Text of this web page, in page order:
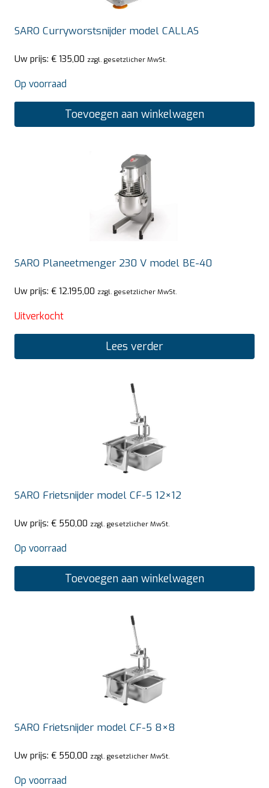
SARO Curryworstsnijder model CALLAS
Uw prijs: € 135,00 zzgl. gesetzlicher MwSt.
Op voorraad
Toevoegen aan winkelwagen
SARO Planeetmenger 230 V model BE-40
Uw prijs: € 12.195,00 zzgl. gesetzlicher MwSt.
Uitverkocht
Lees verder
SARO Frietsnijder model CF-5 12×12
Uw prijs: € 550,00 zzgl. gesetzlicher MwSt.
Op voorraad
Toevoegen aan winkelwagen
SARO Frietsnijder model CF-5 8×8
Uw prijs: € 550,00 zzgl. gesetzlicher MwSt.
Op voorraad